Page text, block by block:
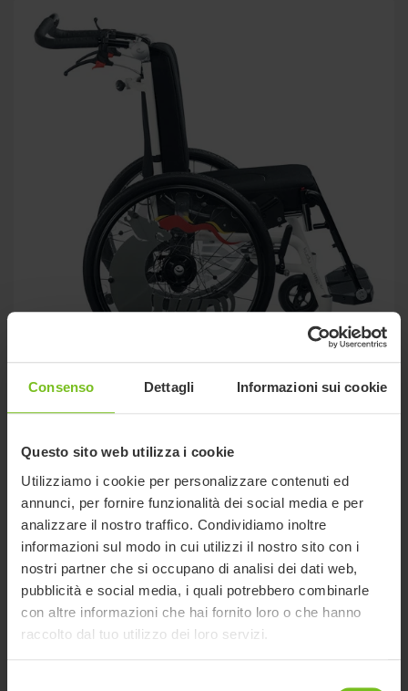
Consenso Dettagli Informazioni sui cookie
Questo sito web utilizza i cookie
Utilizziamo i cookie per personalizzare contenuti ed
annunci, per fornire funzionalità dei social media e per
analizzare il nostro traffico. Condividiamo inoltre
informazioni sul modo in cui utilizzi il nostro sito con i
nostri partner che si occupano di analisi dei dati web,
pubblicità e social media, i quali potrebbero combinarle
con altre informazioni che hai fornito loro o che hanno
raccolto dal tuo utilizzo dei loro servizi.
R82 Kudu
combina forma e funzionalità per adattarsi alle esigenze di
ogni utente ed offrire una postura confortevole.